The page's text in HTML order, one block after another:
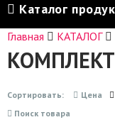
Каталог
Главная КАТАЛОГ
Сортировать: Цена
Поиск товара